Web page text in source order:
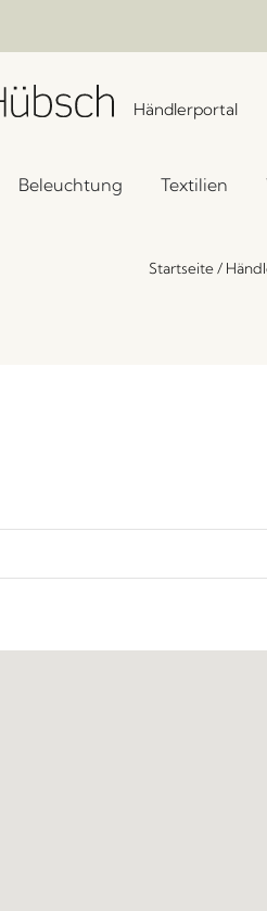
Händlerportal
Beleuchtung Textilien
Startseite/